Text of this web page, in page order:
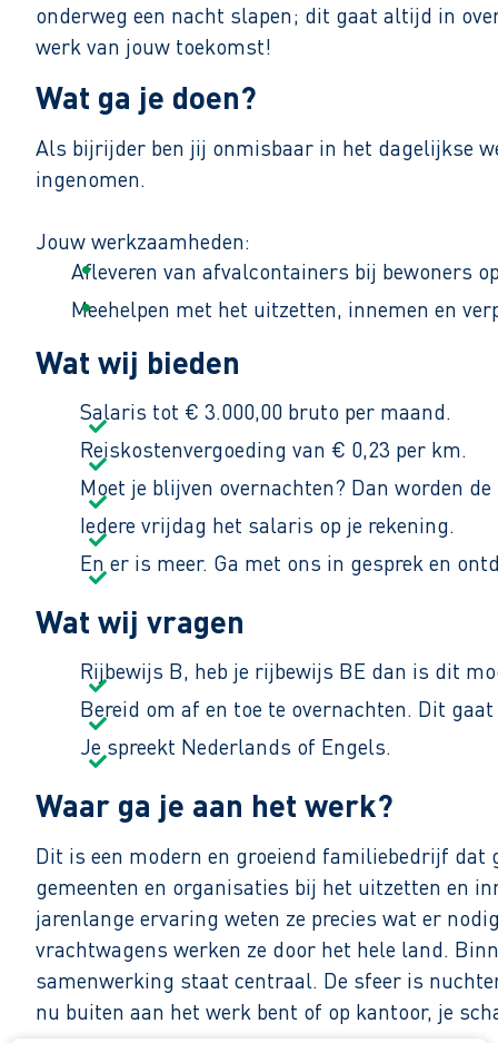
onderweg een nacht slapen; dit gaat altijd in
werk van jouw toekomst!
Wat ga je doen?
Als bijrijder ben jij onmisbaar in het dagelijkse
ingenomen.
Jouw werkzaamheden:
Afleveren van afvalcontainers bij bewoners
Meehelpen met het uitzetten, innemen en
Klantvriendelijk contact met bewoners en
verblijf je in een hotel.
Wat wij bieden
Salaris tot € 3.000,00 bruto per maand.
Reiskostenvergoeding van € 0,23 per km.
Moet je blijven overnachten? Dan worden
Iedere vrijdag het salaris op je rekening.
En er is meer. Ga met ons in gesprek en
Wat wij vragen
Rijbewijs B, heb je rijbewijs BE dan is dit
Bereid om af en toe te overnachten. Dit
Je spreekt Nederlands of Engels.
Waar ga je aan het werk?
Dit is een modern en groeiend familiebedrijf
gemeenten en organisaties bij het uitzetten en
jarenlange ervaring weten ze precies wat er
vrachtwagens werken ze door het hele land.
samenwerking staat centraal. De sfeer is
nu buiten aan het werk bent of op kantoor, je